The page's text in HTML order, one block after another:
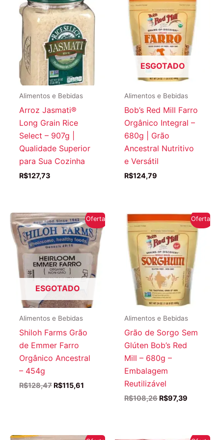
Alimentos e Bebidas
Arroz Jasmati®
Long Grain Rice
Select – 907g |
Qualidade Superior
para Sua Cozinha
R$127,73
ESGOTADO
Alimentos e Bebidas
Bob’s Red Mill Farro
Orgânico Integral –
680g | Grão
Ancestral Nutritivo
e Versátil
R$124,79
Oferta!
ESGOTADO
Alimentos e Bebidas
Shiloh Farms Grão
de Emmer Farro
Orgânico Ancestral
– 454g
R$128,47 O
R$115,61
Oferta!
Alimentos e Bebidas
Grão de Sorgo Sem
Glúten Bob’s Red
Mill – 680g –
Embalagem
Reutilizável
R$108,26 O
R$97,39